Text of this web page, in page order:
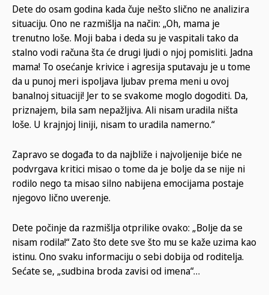
Dete do osam godina kada čuje nešto slično ne analizira
situaciju. Ono ne razmišlja na način: „Oh, mama je
trenutno loše. Moji baba i deda su je vaspitali tako da
stalno vodi računa šta će drugi ljudi o njoj pomisliti. Jadna
mama! To osećanje krivice i agresija sputavaju je u tome
da u punoj meri ispoljava ljubav prema meni u ovoj
banalnoj situaciji! Jer to se svakome moglo dogoditi. Da,
priznajem, bila sam nepažljiva. Ali nisam uradila ništa
loše. U krajnjoj liniji, nisam to uradila namerno.“
Zapravo se događa to da najbliže i najvoljenije biće ne
podvrgava kritici misao o tome da je bolje da se nije ni
rodilo nego ta misao silno nabijena emocijama postaje
njegovo lično uverenje.
Dete počinje da razmišlja otprilike ovako: „Bolje da se
nisam rodila!“ Zato što dete sve što mu se kaže uzima kao
istinu. Ono svaku informaciju o sebi dobija od roditelja.
Sećate se, „sudbina broda zavisi od imena“…